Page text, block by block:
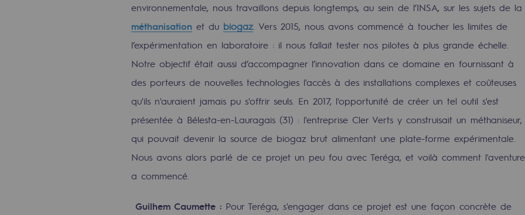
Gaz renouvelables et procédés durables
Gaz renouvelables et procédés durables
Pyrogazéification et gazéification hydrothermale
Captage de CO2
Nouveaux usages
Concertations CH4, H2 et CO2
Espace pédagogique
environnementale, nous travaillons depuis longtemps, au sein de l’INSA, sur les sujets de la
méthanisation et du biogaz . Vers 2015, nous avons commencé à toucher les limites de
l’expérimentation en laboratoire : il nous fallait tester nos pilotes à plus grande échelle.
Notre objectif était aussi d’accompagner l’innovation dans ce domaine en fournissant à
des porteurs de nouvelles technologies l'accès à des installations complexes et coûteuses
qu'ils n'auraient jamais pu s'offrir seuls. En 2017, l'opportunité de créer un tel outil s'est
présentée à Bélesta-en-Lauragais (31) : l'entreprise Cler Verts y construisait un méthaniseur,
qui pouvait devenir la source de biogaz brut alimentant une plate-forme expérimentale.
Nous avons alors parlé de ce projet un peu fou avec Teréga, et voilà comment l'aventure
a commencé.
Guilhem Caumette : Pour Teréga, s'engager dans ce projet est une façon concrète de